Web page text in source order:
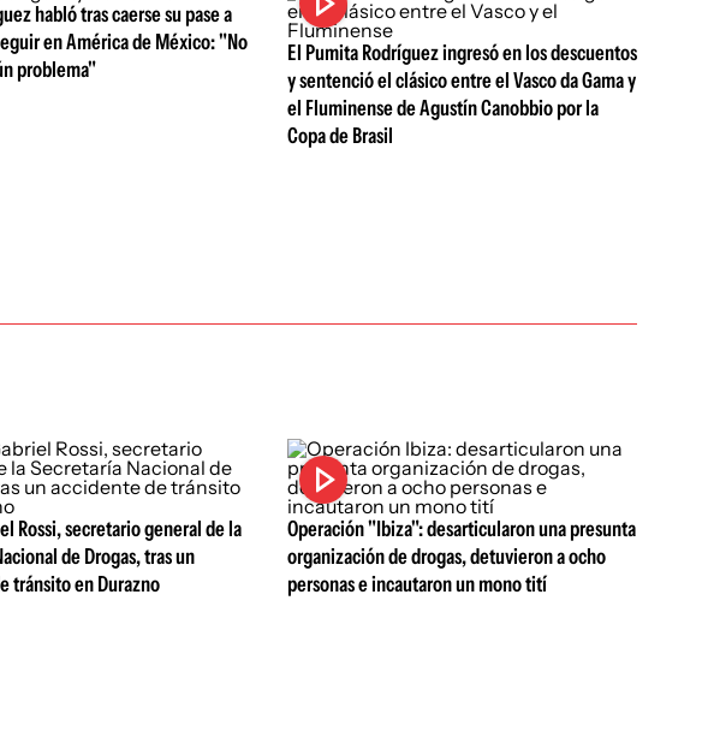
habló tras caerse su pase a
en América de México: "No
problema"
El Pumita Rodríguez ingresó en los descuentos
y sentenció el clásico entre el Vasco da Gama y
el Fluminense de Agustín Canobbio por la
Copa de Brasil
Rossi, secretario general de la
de Drogas, tras un
tránsito en Durazno
Operación "Ibiza": desarticularon una presunta
organización de drogas, detuvieron a ocho
personas e incautaron un mono tití